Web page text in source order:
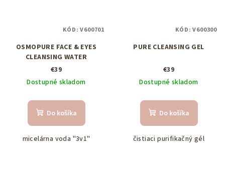
OSMOPURE FACE & EYES
CLEANSING WATER
€39
Dostupné skladom
Do košíka
micelárna voda "3v1"
KÓD:V600701
PURE CLEANSING GEL
€39
Dostupné skladom
Do košíka
čistiaci purifikačný gél
KÓD:V600300